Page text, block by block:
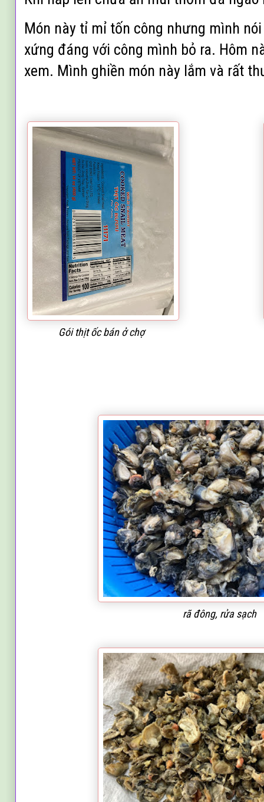
Món này tỉ mỉ tốn công nhưng mình
xứng đáng với công mình bỏ ra. Hôm
xem. Mình ghiền món này lắmvà rất
Gói thịt ốc bán ở chợ
rãđông, rửa sạch